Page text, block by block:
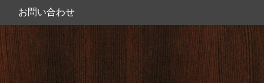
お問い合わせ